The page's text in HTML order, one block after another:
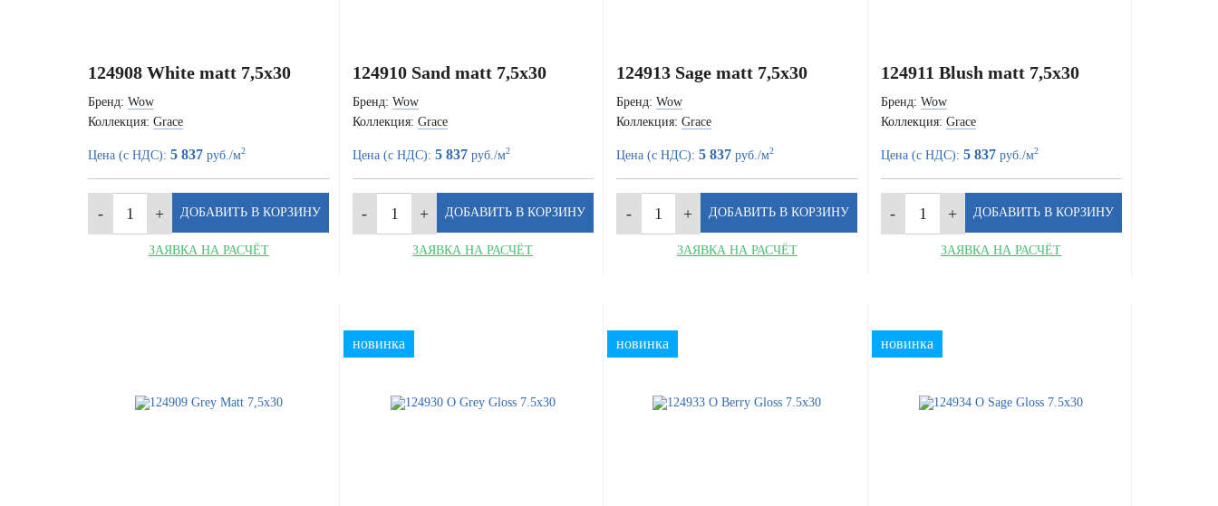
124908 White matt 7,5x30
Бренд: Wow
Коллекция: Grace
Цена (с НДС): 5 837 руб./м2
ЗАЯВКА НА РАСЧЁТ
124910 Sand matt 7,5x30
Бренд: Wow
Коллекция: Grace
Цена (с НДС): 5 837руб./м2
ЗАЯВКА НА РАСЧЁТ
124913 Sage matt 7,5x30
Бренд: Wow
Коллекция: Grace
Цена (с НДС): 5 837 руб./м2
ЗАЯВКА НА РАСЧЁТ
124911 Blush matt 7,5x30
Бренд: Wow
Коллекция: Grace
Цена (с НДС): 5 837руб./м2
ЗАЯВКА НА РАСЧЁТ
новинка новинка новинка